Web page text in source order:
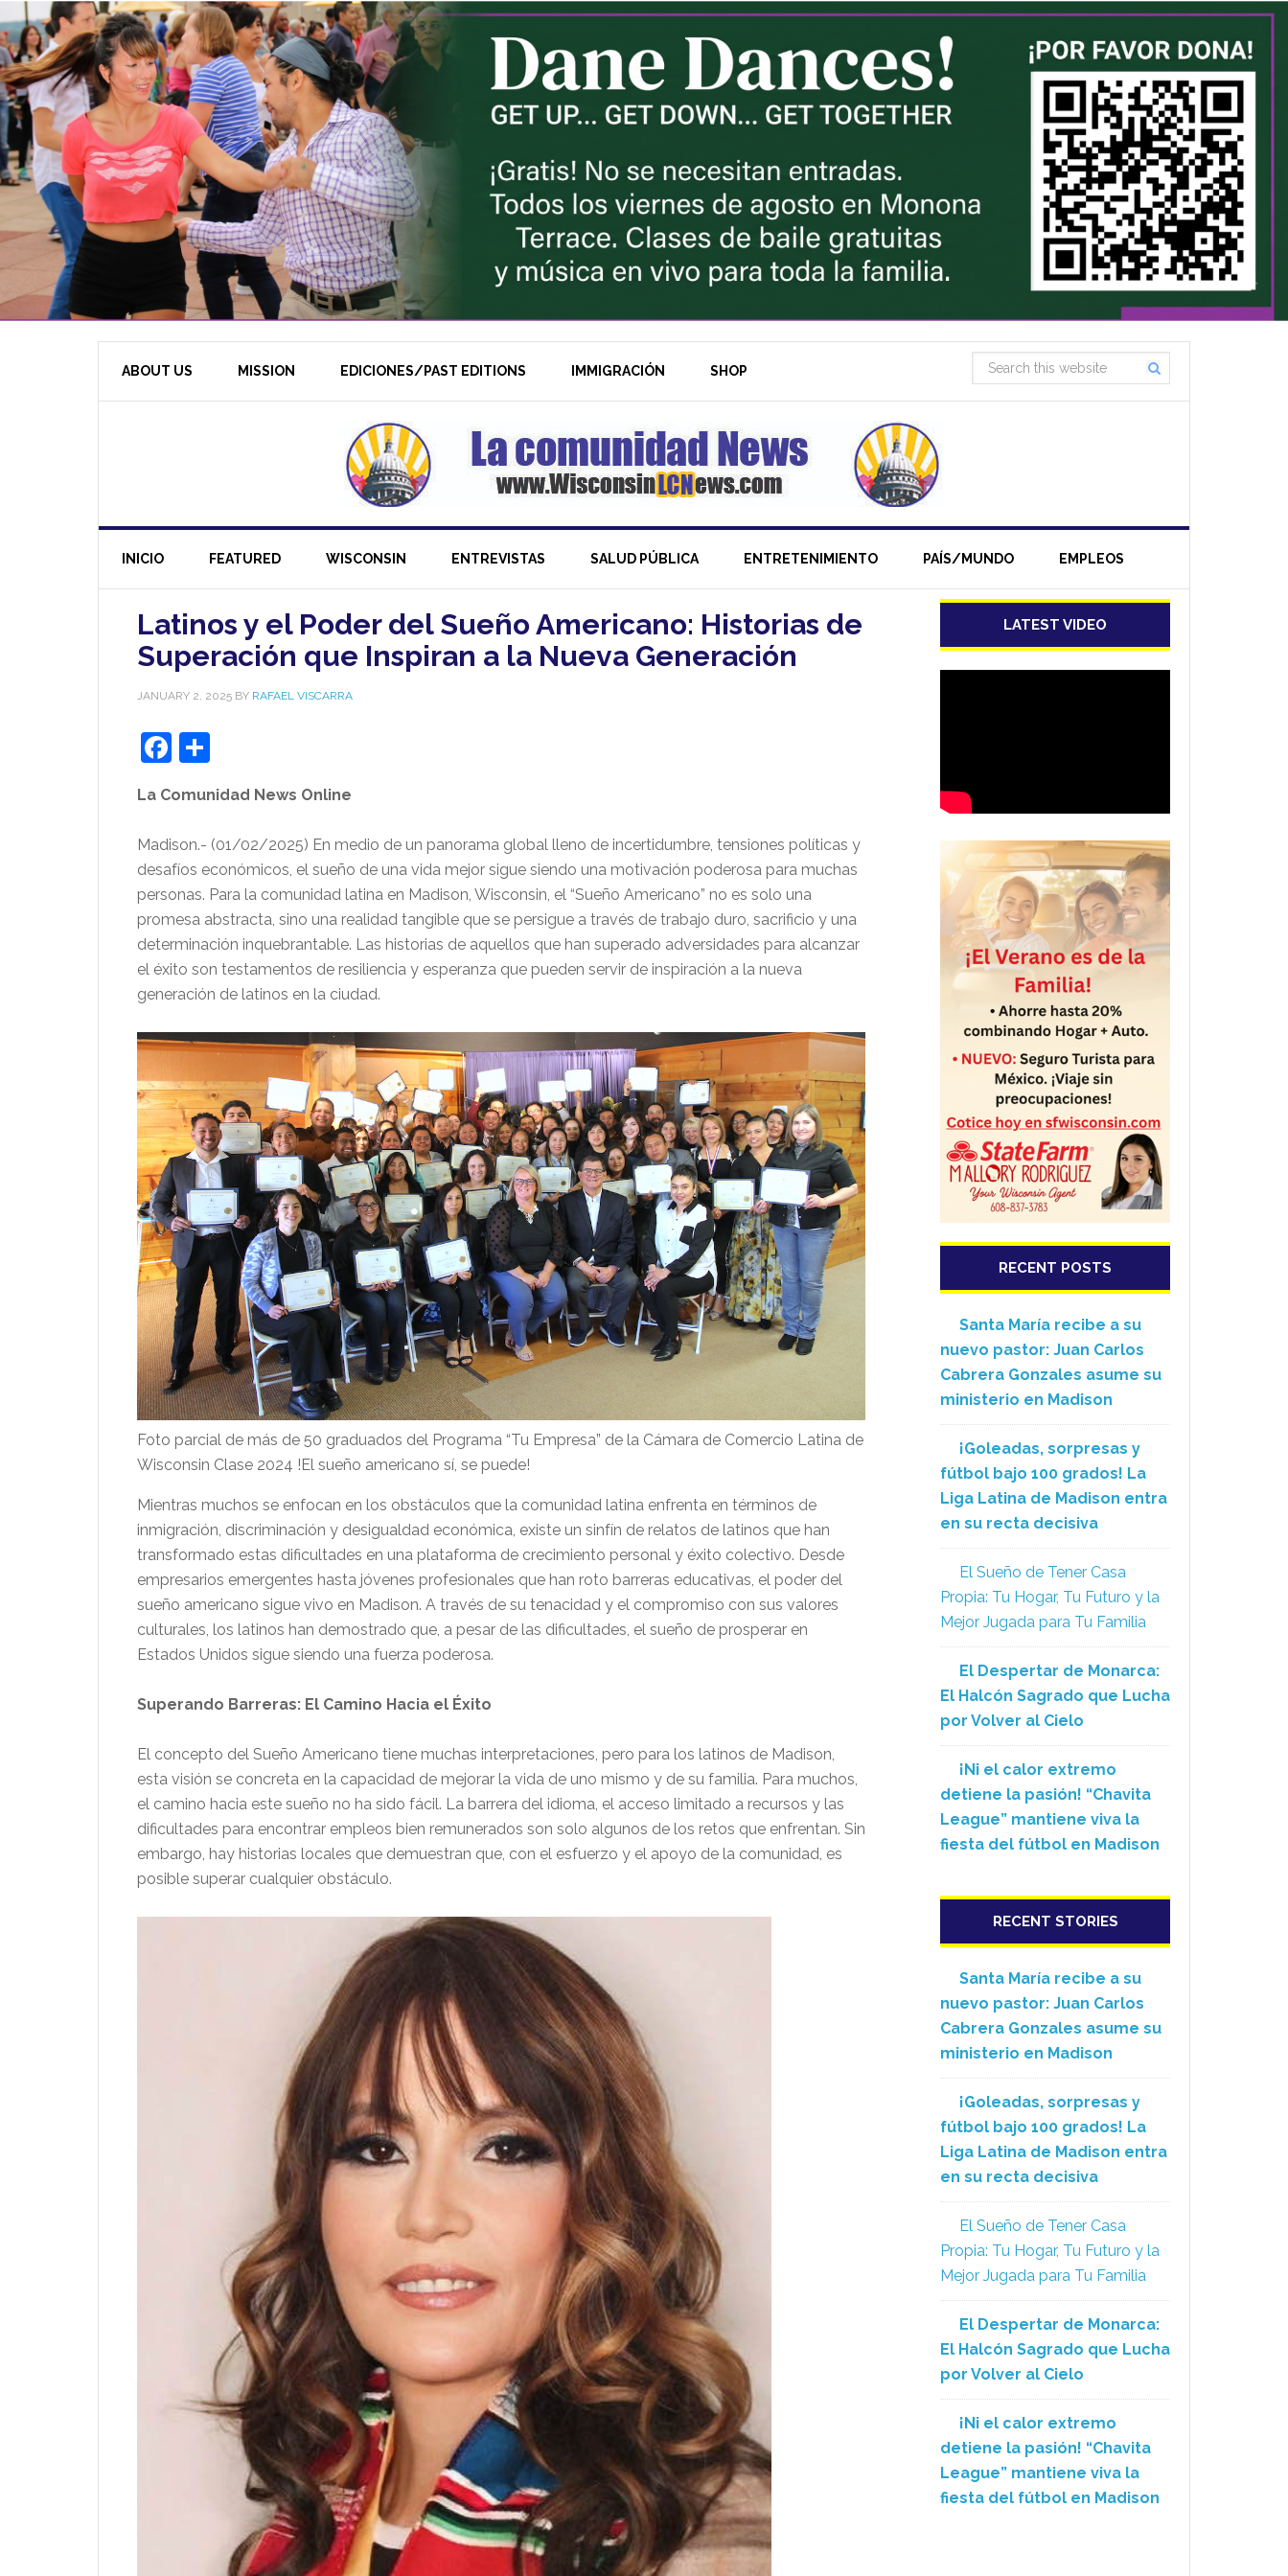
ABOUT US MISSION EDICIONES/PAST EDITIONS IMMIGRACIÓN SHOP
INICIO FEATURED WISCONSIN ENTREVISTAS SALUD PÚBLICA ENTRETENIMIENTO PAÍS/MUNDO EMPLEOS
Latinos y el Poder del Sueño Americano: Historias de
Superación que Inspiran a la Nueva Generación
JANUARY 2, 2025 BY RAFAEL VISCARRA
Facebook
La Comunidad News Online
Madison.- (01/02/2025) En medio de un panorama global lleno de incertidumbre, tensiones políticas y
desafíos económicos, el sueño de una vida mejor sigue siendo una motivación poderosa para muchas
personas. Para la comunidad latina en Madison, Wisconsin, el “Sueño Americano” no es solo una
promesa abstracta, sino una realidad tangible que se persigue a través de trabajo duro, sacrificio y una
determinación inquebrantable. Las historias de aquellos que han superado adversidades para alcanzar
el éxito son testamentos de resiliencia y esperanza que pueden servir de inspiración a la nueva
generación de latinos en la ciudad.
Foto parcial de más de 50 graduados del Programa “Tu Empresa” de la Cámara de Comercio Latina de
Wisconsin Clase 2024 !El sueño americano sí, se puede!
Mientras muchos se enfocan en los obstáculos que la comunidad latina enfrenta en términos de
inmigración, discriminación y desigualdad económica, existe un sinfín de relatos de latinos que han
transformado estas dificultades en una plataforma de crecimiento personal y éxito colectivo. Desde
empresarios emergentes hasta jóvenes profesionales que han roto barreras educativas, el poder del
sueño americano sigue vivo en Madison. A través de su tenacidad y el compromiso con sus valores
culturales, los latinos han demostrado que, a pesar de las dificultades, el sueño de prosperar en
Estados Unidos sigue siendo una fuerza poderosa.
Superando Barreras: El Camino Hacia el Éxito
El concepto del Sueño Americano tiene muchas interpretaciones, pero para los latinos de Madison,
esta visión se concreta en la capacidad de mejorar la vida de uno mismo y de su familia. Para muchos,
el camino hacia este sueño no ha sido fácil. La barrera del idioma, el acceso limitado a recursos y las
dificultades para encontrar empleos bien remunerados son solo algunos de los retos que enfrentan. Sin
embargo, hay historias locales que demuestran que, con el esfuerzo y el apoyo de la comunidad, es
posible superar cualquier obstáculo.
LATEST VIDEO
RECENT POSTS
Santa María recibe a su
nuevo pastor: Juan Carlos
Cabrera Gonzales asume su
ministerio en Madison
¡Goleadas, sorpresas y
fútbol bajo 100 grados! La
Liga Latina de Madison entra
en su recta decisiva
El Sueño de Tener Casa
Propia: Tu Hogar, Tu Futuro y la
Mejor Jugada para Tu Familia
El Despertar de Monarca:
El Halcón Sagrado que Lucha
por Volver al Cielo
¡Ni el calor extremo
detiene la pasión! “Chavita
League” mantiene viva la
fiesta del fútbol en Madison
RECENT STORIES
Santa María recibe a su
nuevo pastor: Juan Carlos
Cabrera Gonzales asume su
ministerio en Madison
¡Goleadas, sorpresas y
fútbol bajo 100 grados! La
Liga Latina de Madison entra
en su recta decisiva
El Sueño de Tener Casa
Propia: Tu Hogar, Tu Futuro y la
Mejor Jugada para Tu Familia
El Despertar de Monarca:
El Halcón Sagrado que Lucha
por Volver al Cielo
¡Ni el calor extremo
detiene la pasión! “Chavita
League” mantiene viva la
fiesta del fútbol en Madison